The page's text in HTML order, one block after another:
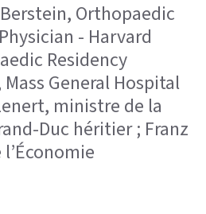
Orthopaedic
- Harvard
Residency
Mass General Hospital
ministre de la
Duc héritier ; Franz